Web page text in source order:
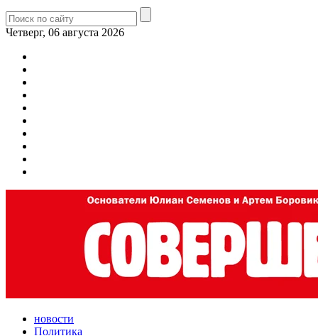
Четверг, 06 августа 2026
новости
Политика